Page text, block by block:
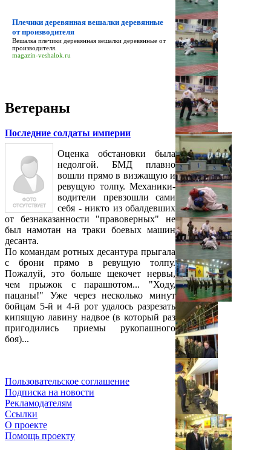
Плечики деревянная вешалки деревянные
от производителя
Вешалка плечики деревянная вешалки деревянные от
производителя.
magazin-veshalok.ru
Ветераны
Последние солдаты империи
Оценка обстановки была
недолгой. БМД плавно
вошли прямо в визжащую и
ревущую толпу. Механики-
водители превзошли сами
себя - никто из обалдевших
от безнаказанности "правоверных" не
был намотан на траки боевых машин
десанта.
По командам ротных десантура прыгала
с брони прямо в ревущую толпу.
Пожалуй, это больше щекочет нервы,
чем прыжок с парашютом... "Ходу,
пацаны!" Уже через несколько минут
бойцам 5-й и 4-й рот удалось разрезать
кипящую лавину надвое (в который раз
пригодились приемы рукопашного
боя)...
Пользовательское соглашение
Подписка на новости
Рекламодателям
Ссылки
О проекте
Помощь проекту